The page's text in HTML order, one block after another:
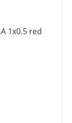
1x0.5 red